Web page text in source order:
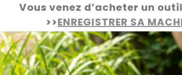
Vous venez d’acheter un outil
>>ENREGISTRER SA